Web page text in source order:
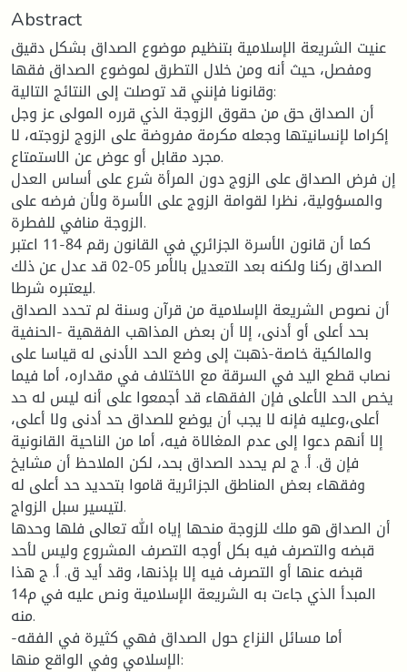
Abstract
عنيت الشريعة الإسلامية بتنظيم موضوع الصداق بشكل دقيق
ومفصل، حيث أنه ومن خلال التطرق لموضوع الصداق فقها
وقانونا فإنني قد توصلت إلى النتائج التالية:
أن الصداق حق من حقوق الزوجة الذي قرره المولى عز وجل
إكراما لإنسانيتها وجعله مكرمة مفروضة على الزوج لزوجته، لا
مجرد مقابل أو عوض عن الاستمتاع.
إن فرض الصداق على الزوج دون المرأة شرع على أساس العدل
والمسؤولية، نظرا لقوامة الزوج على الأسرة ولأن فرضه على
الزوجة منافي للفطرة.
كما أن قانون الأسرة الجزائري في القانون رقم 84-11 اعتبر
الصداق ركنا ولكنه بعد التعديل بالأمر 05-02 قد عدل عن ذلك
ليعتبره شرطا.
أن نصوص الشريعة الإسلامية من قرآن وسنة لم تحدد الصداق
بحد أعلى أو أدنى، إلا أن بعض المذاهب الفقهية -الحنفية
والمالكية خاصة-ذهبت إلى وضع الحد الأدنى له قياسا على
نصاب قطع اليد في السرقة مع الاختلاف في مقداره، أما فيما
يخص الحد الأعلى فإن الفقهاء قد أجمعوا على أنه ليس له حد
أعلى،وعليه فإنه لا يجب أن يوضع للصداق حد أدنى ولا أعلى،
إلا أنهم دعوا إلى عدم المغالاة فيه، أما من الناحية القانونية
فإن ق. أ. ج لم يحدد الصداق بحد، لكن الملاحظ أن مشايخ
وفقهاء بعض المناطق الجزائرية قاموا بتحديد حد أعلى له
لتيسير سبل الزواج.
أن الصداق هو ملك للزوجة منحها إياه الله تعالى فلها وحدها
قبضه والتصرف فيه بكل أوجه التصرف المشروع وليس لأحد
قبضه عنها أو التصرف فيه إلا بإذنها، وقد أيد ق. أ. ج هذا
المبدأ الذي جاءت به الشريعة الإسلامية ونص عليه في م14
منه.
-أما مسائل النزاع حول الصداق فهي كثيرة في الفقه
الإسلامي وفي الواقع منها: